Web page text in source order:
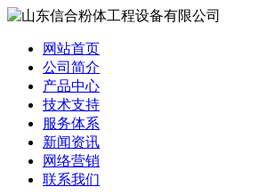
网站首页
公司简介
产品中心
技术支持
服务体系
新闻资讯
网络营销
联系我们